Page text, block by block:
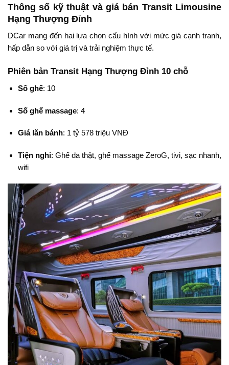
Thông số kỹ thuật và giá bán Transit Limousine
Hạng Thượng Đỉnh
DCar mang đến hai lựa chọn cấu hình với mức giá cạnh tranh,
hấp dẫn so với giá trị và trải nghiệm thực tế.
Phiên bản Transit Hạng Thượng Đỉnh 10 chỗ
Số ghế: 10
Số ghế massage: 4
Giá lăn bánh: 1 tỷ 578 triệu VNĐ
Tiện nghi: Ghế da thật, ghế massage ZeroG, tivi, sạc nhanh,
wifi